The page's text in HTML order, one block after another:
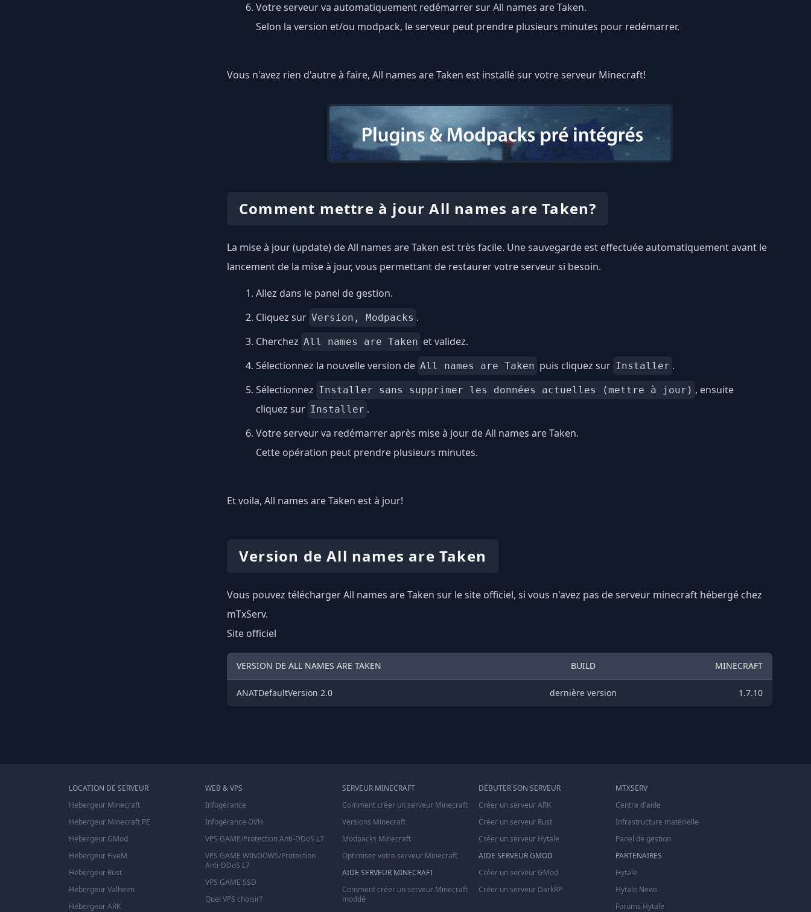
Votre serveur va automatiquement redémarrer sur All names are Taken.
Selon la version et/ou modpack, le serveur peut prendre plusieurs minutes pour redémarrer.
Vous n'avez rien d'autre à faire, All names are Taken est installé sur votre serveur Minecraft!
Comment mettre à jour All names are Taken?
La mise à jour (update) de All names are Taken est très facile. Une sauvegarde est effectuée automatiquement avant le
lancement de la mise à jour, vous permettant de restaurer votre serveur si besoin.
Allez dans le panel de gestion.
Cliquez sur Version, Modpacks .
Cherchez All names are Taken et validez.
Sélectionnez la nouvelle version de All names are Taken puis cliquez sur Installer .
Sélectionnez Installer sans supprimer les données actuelles (mettre à jour) , ensuite
cliquez sur Installer .
Votre serveur va redémarrer après mise à jour de All names are Taken.
Cette opération peut prendre plusieurs minutes.
Et voila, All names are Taken est à jour!
Version de All names are Taken
Vous pouvez télécharger All names are Taken sur le site officiel, si vous n'avez pas de serveur minecraft hébergé chez
mTxServ.
Site officiel
VERSION DE ALL NAMES ARE TAKEN BUILD MINECRAFT
ANATDefaultVersion 2.0 dernière version 1.7.10
LOCATION DE SERVEUR
Hebergeur Minecraft
Hebergeur Minecraft PE
Hebergeur GMod
Hebergeur FiveM
Hebergeur Rust
Hebergeur Valheim
Hebergeur ARK
WEB & VPS
Infogérance
Infogérance OVH
VPS GAME/Protection Anti-DDoS L7
VPS GAME WINDOWS/Protection
Anti-DDoS L7
VPS GAME SSD
Quel VPS choisir?
SERVEUR MINECRAFT
Comment créer un serveur Minecraft
Versions Minecraft
Modpacks Minecraft
Optimisez votre serveur Minecraft
AIDE SERVEUR MINECRAFT
Comment créer un serveur Minecraft
moddé
DÉBUTER SON SERVEUR
Créer un serveur ARK
Créer un serveur Rust
Créer un serveur Hytale
AIDE SERVEUR GMOD
Créer un serveur GMod
Créer un serveur DarkRP
MTXSERV
Centre d'aide
Infrastructure matérielle
Panel de gestion
PARTENAIRES
Hytale
Hytale News
Forums Hytale